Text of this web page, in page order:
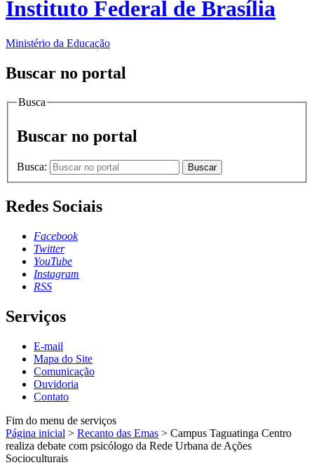
Instituto Federal de Brasília
Ministério da Educação
Buscar no portal
Busca
Buscar no portal
Busca: Buscar
Redes Sociais
Facebook
Twitter
YouTube
Instagram
RSS
Serviços
E-mail
Mapa do Site
Comunicação
Ouvidoria
Contato
Fim do menu de serviços
Página inicial > Recanto das Emas > Campus Taguatinga Centro
realiza debate com psicólogo da Rede Urbana de Ações
Socioculturais